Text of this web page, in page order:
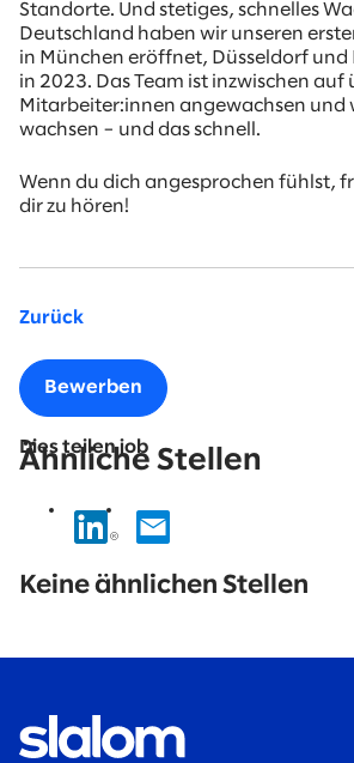
Standorte. Und stetiges, schnelles
Deutschland haben wir unseren
in München eröffnet, Düsseldorf
in 2023. Das Team ist inzwischen auf
Mitarbeiter:innen angewachsen und
wachsen – und das schnell.
Wenn du dich angesprochen fühlst,
dir zu hören!
Zurück
Bewerben
Dies teilen job
Ähnliche Stellen
results
Keine ähnlichen Stellen